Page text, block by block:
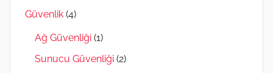
Güvenlik (4)
Ağ Güvenliği (1)
Sunucu Güvenliği (2)